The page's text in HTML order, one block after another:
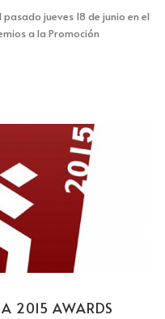
jueves 18 de junio en el
a la Promoción
2015 AWARDS